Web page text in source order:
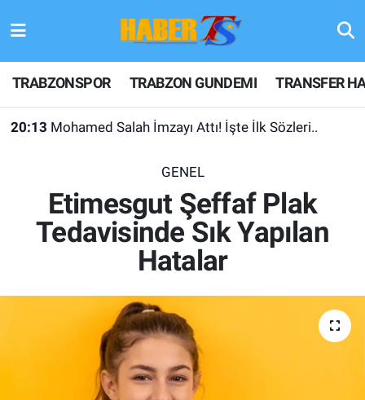
TRABZONSPOR TRABZON GUNDEMI TRANSFER
20:13 Mohamed Salah İmzayı Attı! İşte İlk Sözleri..
GENEL
Etimesgut Şeffaf Plak
Tedavisinde Sık Yapılan
Hatalar
TRABZONSPOR
TRABZON GUNDEMI
KULİS MEYDANI
1461 TRABZON
ALT LIGLER
TV VE SİNEMA
Hava Durumu
Trafik Durumu
Son Dakika Haberleri